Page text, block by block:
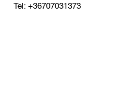
Tel: +36707031373